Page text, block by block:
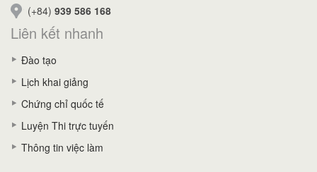
(+84) 939 586 168
Liên kết nhanh
Đào tạo
Lịch khai giảng
Chứng chỉ quốc tế
Luyện Thi trực tuyến
Thông tin việc làm